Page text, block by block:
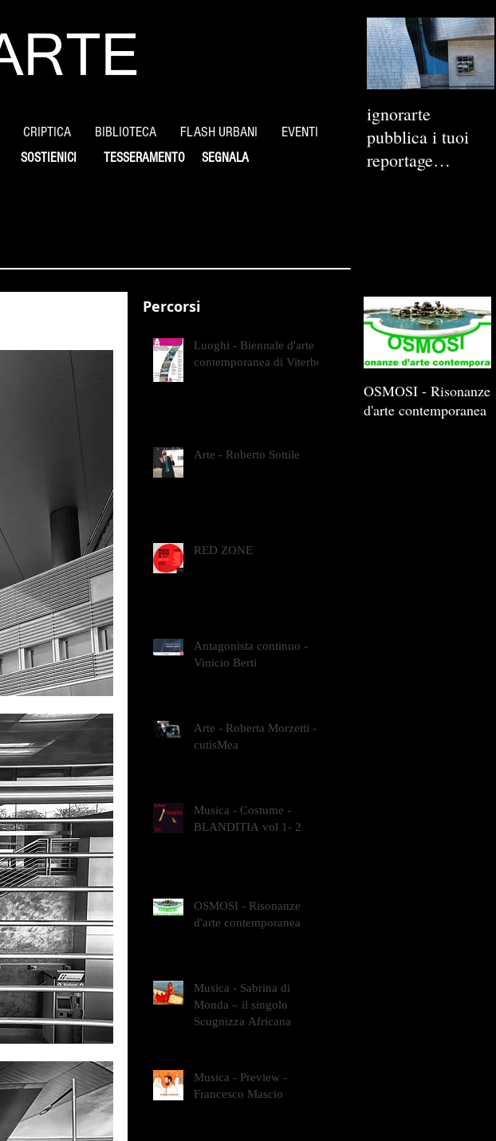
CRIPTICA BIBLIOTECA FLASH URBANI EVENTI
SOSTIENICI SEGNALA
TESSERAMENTO
ignorarte
pubblica i tuoi
reportage
Percorsi
Luoghi - Biennale d'arte
contemporanea di Viterbo
Arte - Roberto Sottile
RED ZONE
Antagonista continuo -
Vinicio Berti
Arte - Roberta Morzetti -
cutisMea
Musica - Costume -
BLANDITIA vol 1- 2
OSMOSI - Risonanze
d'arte contemporanea
Musica - Sabrina di
Monda – il singolo
Scugnizza Africana
Musica - Preview -
Francesco Mascio
OSMOSI - Risonanze
d'arte contemporanea